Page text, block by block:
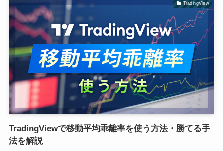
TradingView
TradingViewで移動平均乖離率を使う方法・勝てる手
法を解説